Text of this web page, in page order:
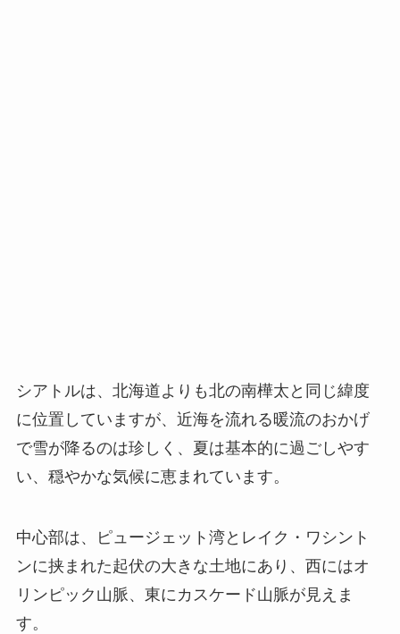
シアトルは、北海道よりも北の南樺太と同じ緯度
に位置していますが、近海を流れる暖流のおかげ
で雪が降るのは珍しく、夏は基本的に過ごしやす
い、穏やかな気候に恵まれています。
中心部は、ピュージェット湾とレイク・ワシント
ンに挟まれた起伏の大きな土地にあり、西にはオ
リンピック山脈、東にカスケード山脈が見えま
す。